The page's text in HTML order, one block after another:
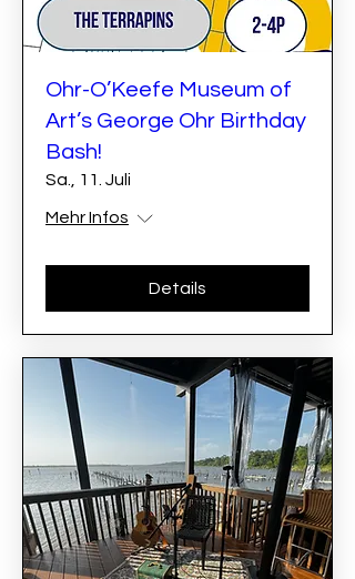
Ohr-O’Keefe Museum of
Art’s George Ohr Birthday
Bash!
Sa., 11. Juli
Mehr Infos
Details